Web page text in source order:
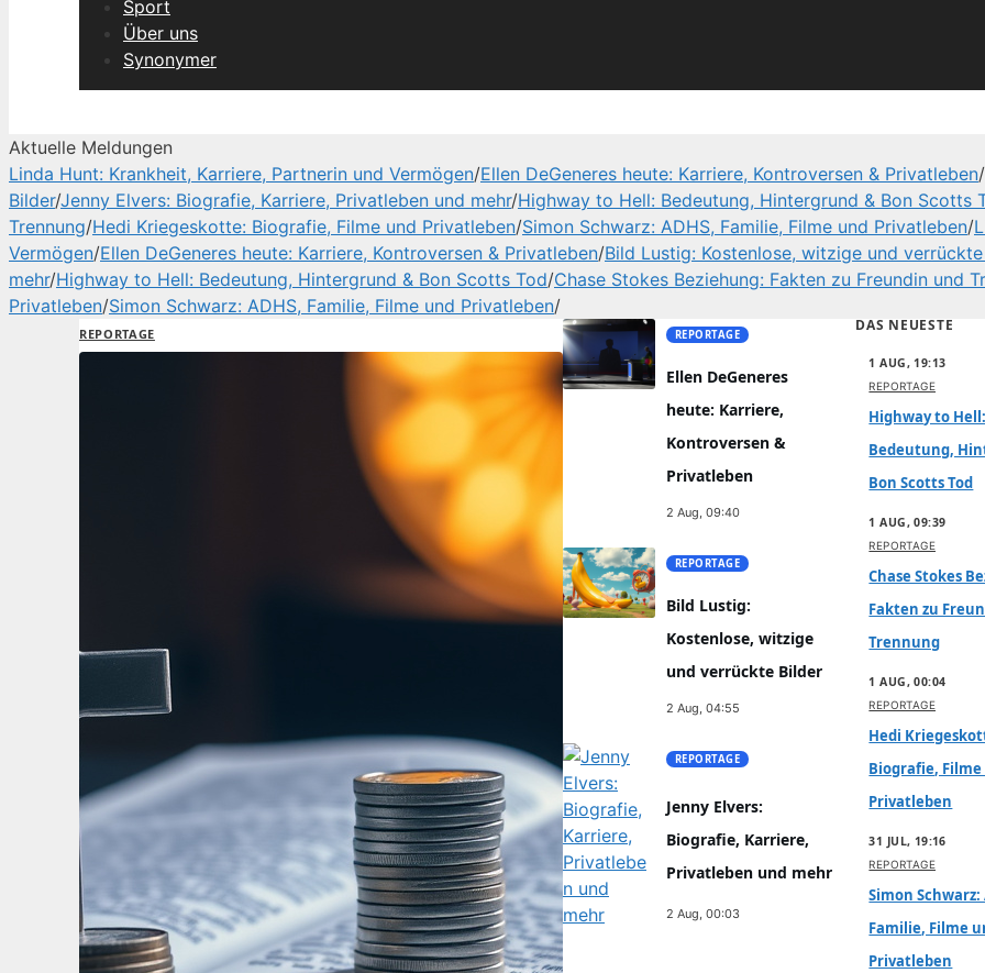
Sport
Über uns
Synonymer
Aktuelle Meldungen
Linda Hunt: Krankheit, Karriere, Partnerin und Vermögen/Ellen DeGeneres heute: Karriere, Kontroversen & Privatleben/
Bilder/Jenny Elvers: Biografie, Karriere, Privatleben und mehr/Highway to Hell: Bedeutung, Hintergrund & Bon Scotts
Trennung/Hedi Kriegeskotte: Biografie, Filme und Privatleben/Simon Schwarz: ADHS, Familie, Filme und Privatleben/
Vermögen/Ellen DeGeneres heute: Karriere, Kontroversen & Privatleben/Bild Lustig: Kostenlose, witzige und
mehr/Highway to Hell: Bedeutung, Hintergrund & Bon Scotts Tod/Chase Stokes Beziehung: Fakten zu Freundin und
Privatleben/Simon Schwarz: ADHS, Familie, Filme und Privatleben/
REPORTAGE REPORTAGE
Ellen DeGeneres
heute: Karriere,
Kontroversen &
Privatleben
2 Aug, 09:40
REPORTAGE
Bild Lustig:
Kostenlose, witzige
und verrückte Bilder
2 Aug, 04:55
REPORTAGE
Jenny Elvers:
Biografie, Karriere,
Privatleben und mehr
2 Aug, 00:03
DAS NEUESTE
1 AUG, 19:13
REPORTAGE
Highway to
Bedeutung,
Bon Scotts Tod
1 AUG, 09:39
REPORTAGE
Chase Stokes
Fakten zu
Trennung
1 AUG, 00:04
REPORTAGE
Hedi
Biografie,
Privatleben
31 JUL, 19:16
REPORTAGE
Simon Schwarz:
Familie, Filme
Privatleben